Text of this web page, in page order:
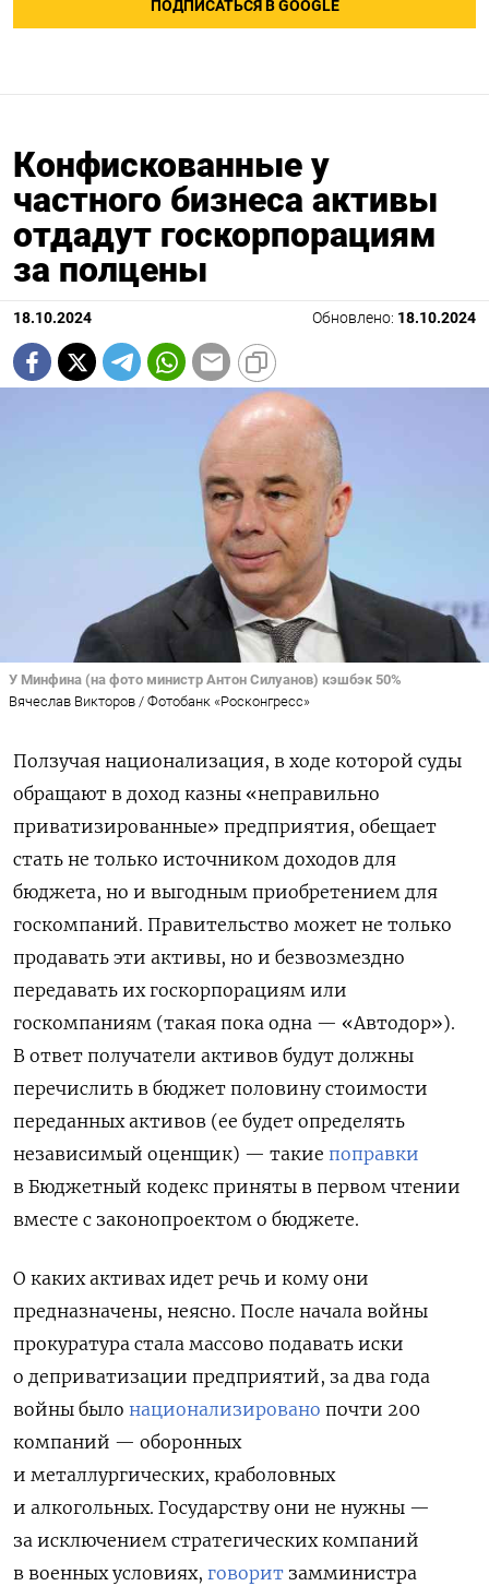
ПОДПИСАТЬСЯ В GOOGLE
Конфискованные у
частного бизнеса активы
отдадут госкорпорациям
за полцены
18.10.2024 Обновлено: 18.10.2024
У Минфина (на фото министр Антон Силуанов) кэшбэк 50%
Вячеслав Викторов / Фотобанк «Росконгресс»
Ползучая национализация, в ходе которой суды
обращают в доход казны «неправильно
приватизированные» предприятия, обещает
стать не только источником доходов для
бюджета, но и выгодным приобретением для
госкомпаний. Правительство может не только
продавать эти активы, но и безвозмездно
передавать их госкорпорациям или
госкомпаниям (такая пока одна — «Автодор»).
В ответ получатели активов будут должны
перечислить в бюджет половину стоимости
переданных активов (ее будет определять
независимый оценщик) — такие поправки
в Бюджетный кодекс приняты в первом чтении
вместе с законопроектом о бюджете.
О каких активах идет речь и кому они
предназначены, неясно. После начала войны
прокуратура стала массово подавать иски
о деприватизации предприятий, за два года
войны было национализировано почти 200
компаний — оборонных
и металлургических, краболовных
и алкогольных. Государству они не нужны —
за исключением стратегических компаний
в военных условиях, говорит замминистра